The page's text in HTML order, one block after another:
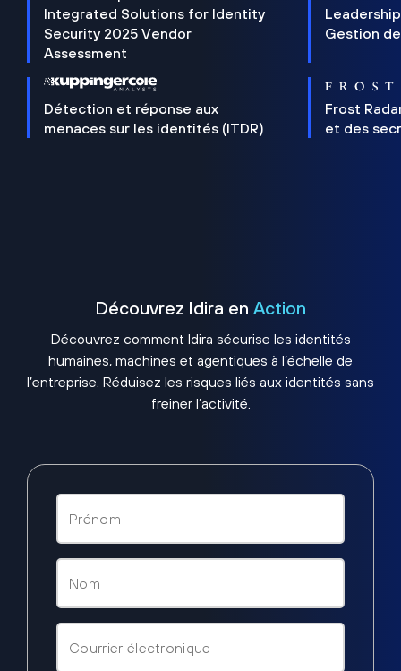
Integrated Solutions for Identity
Security 2025 Vendor
Assessment
Gestion
Détection et réponse aux
menaces sur les identités (ITDR)
Frost
et des
Découvrez Idira en Action
Découvrez comment Idira sécurise les identités
humaines, machines et agentiques à l’échelle de
l’entreprise. Réduisez les risques liés aux identités sans
freiner l’activité.